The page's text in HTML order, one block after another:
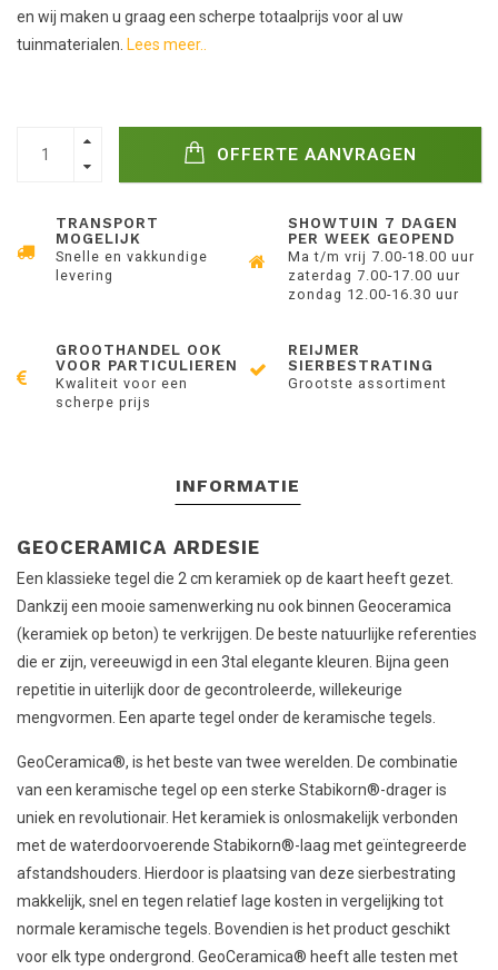
en wij maken u graag een scherpe totaalprijs voor al uw
tuinmaterialen. Lees meer..
OFFERTE AANVRAGEN
TRANSPORT
MOGELIJK
Snelle en vakkundige
levering
SHOWTUIN 7 DAGEN
PER WEEK GEOPEND
Ma t/m vrij 7.00-18.00 uur
zaterdag 7.00-17.00 uur
zondag 12.00-16.30 uur
GROOTHANDEL OOK
VOOR PARTICULIEREN
Kwaliteit voor een
scherpe prijs
REIJMER
SIERBESTRATING
Grootste assortiment
INFORMATIE
GEOCERAMICA ARDESIE
Een klassieke tegel die 2 cm keramiek op de kaart heeft gezet.
Dankzij een mooie samenwerking nu ook binnen Geoceramica
(keramiek op beton) te verkrijgen. De beste natuurlijke referenties
die er zijn, vereeuwigd in een 3tal elegante kleuren. Bijna geen
repetitie in uiterlijk door de gecontroleerde, willekeurige
mengvormen. Een aparte tegel onder de keramische tegels.
GeoCeramica®, is het beste van twee werelden. De combinatie
van een keramische tegel op een sterke Stabikorn®-drager is
uniek en revolutionair. Het keramiek is onlosmakelijk verbonden
met de waterdoorvoerende Stabikorn®-laag met geïntegreerde
afstandshouders. Hierdoor is plaatsing van deze sierbestrating
makkelijk, snel en tegen relatief lage kosten in vergelijking tot
normale keramische tegels. Bovendien is het product geschikt
voor elk type ondergrond. GeoCeramica® heeft alle testen met